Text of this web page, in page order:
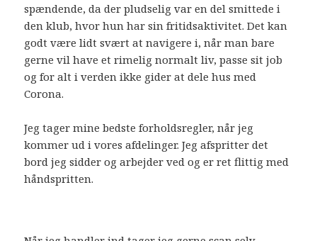
spændende, da der pludselig var en del smittede i
den klub, hvor hun har sin fritidsaktivitet. Det kan
godt være lidt svært at navigere i, når man bare
gerne vil have et rimelig normalt liv, passe sit job
og for alt i verden ikke gider at dele hus med
Corona.
Jeg tager mine bedste forholdsregler, når jeg
kommer ud i vores afdelinger. Jeg afspritter det
bord jeg sidder og arbejder ved og er ret flittig med
håndspritten.